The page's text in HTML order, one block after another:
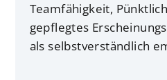
Teamfähigkeit,
gepflegtes
als selbstverständlich